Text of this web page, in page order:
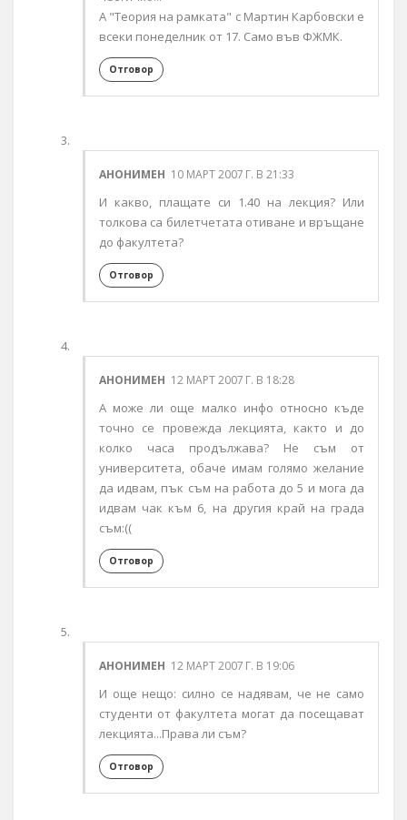
А "Теория на рамката" с Мартин Карбовски е
всеки понеделник от 17. Само във ФЖМК.
Отговор
АНОНИМЕН 10 МАРТ 2007 Г. В 21:33
И какво, плащате си 1.40 на лекция? Или
толкова са билетчетата отиване и връщане
до факултета?
Отговор
АНОНИМЕН 12 МАРТ 2007 Г. В 18:28
А може ли още малко инфо относно къде
точно се провежда лекцията, както и до
колко часа продължава? Не съм от
университета, обаче имам голямо желание
да идвам, пък съм на работа дo 5 и мога да
идвам чак към 6, на другия край на града
съм:((
Отговор
АНОНИМЕН 12 МАРТ 2007 Г. В 19:06
И още нещо: силно се надявам, че не само
студенти от факултета могат да посещават
лекцията...Права ли съм?
Отговор